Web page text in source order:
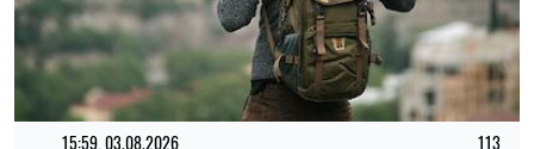
15:59, 03.08.2026 113